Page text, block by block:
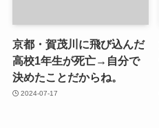
京都・賀茂川に飛び込んだ
高校1年生が死亡→自分で
決めたことだからね。
2024-07-17